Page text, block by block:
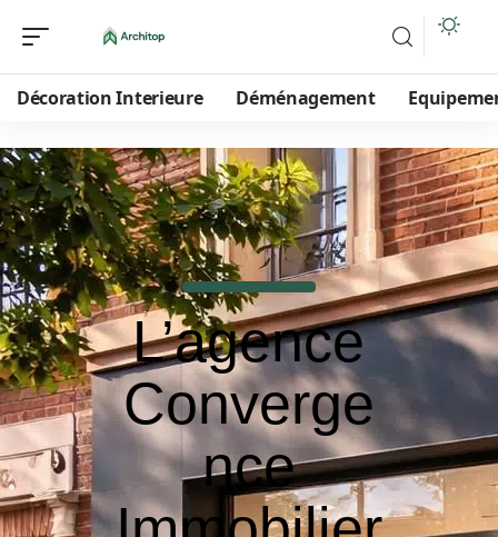
Décoration Interieure Déménagement
L’agence
Converge
nce